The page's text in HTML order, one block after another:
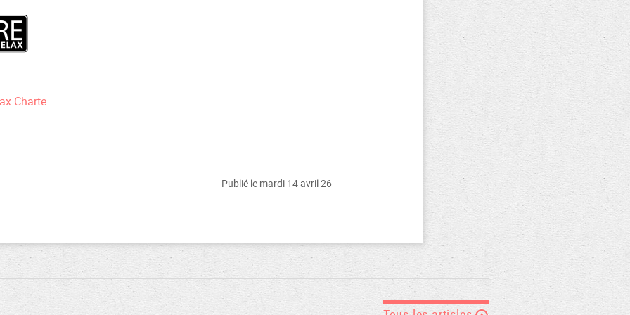
Charte
Publié le mardi 14 avril 26